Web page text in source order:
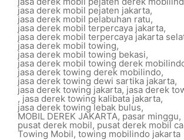
jasa derek mobil pejaten jakarta,
jasa derek mobil pelabuhan ratu,
jasa derek mobil terpercaya jakarta,
jasa derek mobil terpercaya jakarta
jasa derek mobil towing,
jasa derek mobil towing bekasi,
jasa derek mobil towing derek
jasa derek towing derek mobilindo,
jasa derek towing dewi sartika jakarta,
jasa derek towing jakarta, jasa derek
, jasa derek towing kalibata jakarta,
jasa derek towing lebak bulus,
MOBIL DEREK JAKARTA, pasar minggu,
pusat derek mobil, pusat derek mobil
Towing Mobil, towing mobilindo jakarta